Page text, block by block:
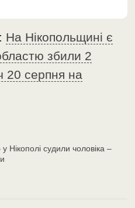
На Нікопольщині є
збили 2
20 серпня на
Нікополі судили чоловіка –